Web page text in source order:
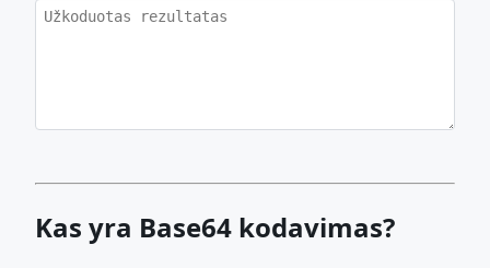
Kas yra Base64 kodavimas?